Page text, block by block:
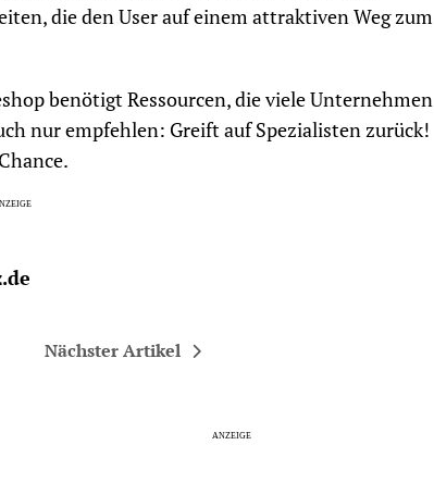
die den User auf einem attraktiven Weg zum
benötigt Ressourcen, die viele Unternehmen
nur empfehlen: Greift auf Spezialisten zurück!
Nächster Artikel